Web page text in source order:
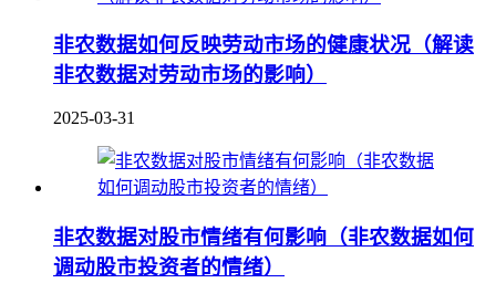
非农数据如何反映劳动市场的健康状况（解读
非农数据对劳动市场的影响）
2025-03-31
非农数据对股市情绪有何影响（非农数据如何
调动股市投资者的情绪）